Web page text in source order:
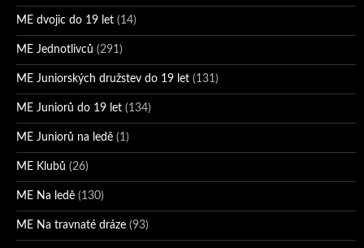
ME dvojic do 19 let (14)
ME Jednotlivců (291)
ME Juniorských družstev do 19 let (131)
ME Juniorů do 19 let (134)
ME Juniorů na ledě (1)
ME Klubů (26)
ME Na ledě (130)
ME Na travnaté dráze (93)